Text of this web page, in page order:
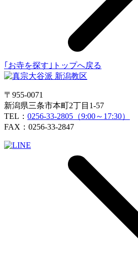
｢お寺を探す｣トップへ戻る
〒955-0071
新潟県三条市本町2丁目1-57
TEL： 0256-33-2805（9:00～17:30）
FAX：0256-33-2847